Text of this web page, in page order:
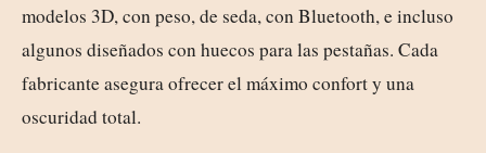
modelos 3D, con peso, de seda, con Bluetooth, e incluso
algunos diseñados con huecos para las pestañas. Cada
fabricante asegura ofrecer el máximo confort y una
oscuridad total.